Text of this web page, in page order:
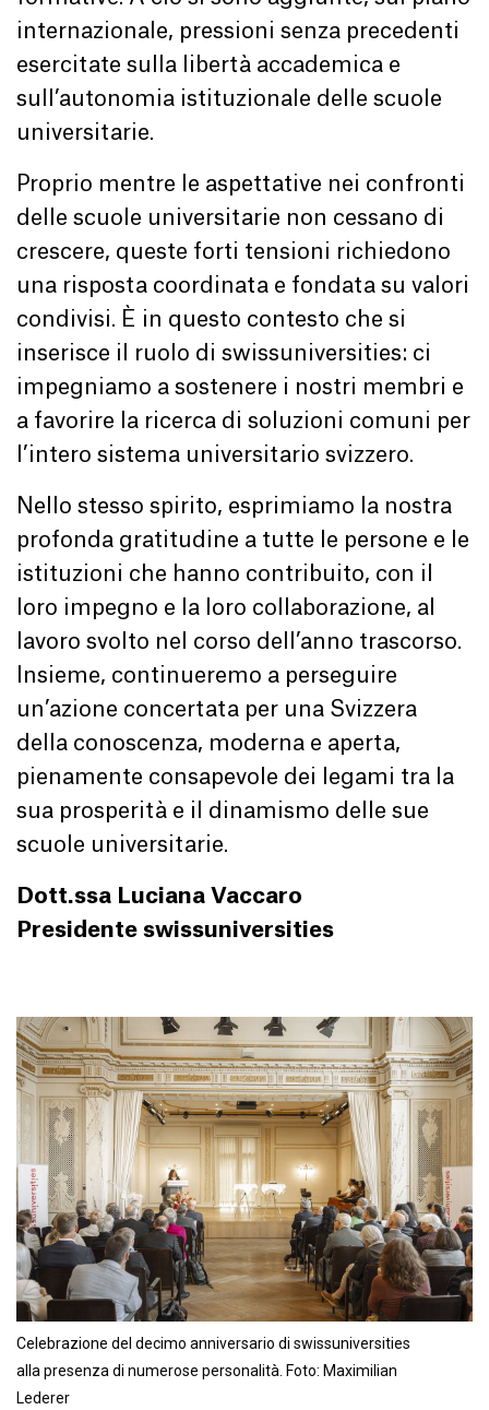
internazionale, pressioni senza precedenti
esercitate sulla libertà accademica e
sull’autonomia istituzionale delle scuole
universitarie.
Proprio mentre le aspettative nei confronti
delle scuole universitarie non cessano di
crescere, queste forti tensioni richiedono
una risposta coordinata e fondata su valori
condivisi. È in questo contesto che si
inserisce il ruolo di swissuniversities: ci
impegniamo a sostenere i nostri membri e
a favorire la ricerca di soluzioni comuni per
l’intero sistema universitario svizzero.
Nello stesso spirito, esprimiamo la nostra
profonda gratitudine a tutte le persone e le
istituzioni che hanno contribuito, con il
loro impegno e la loro collaborazione, al
lavoro svolto nel corso dell’anno trascorso.
Insieme, continueremo a perseguire
un’azione concertata per una Svizzera
della conoscenza, moderna e aperta,
pienamente consapevole dei legami tra la
sua prosperità e il dinamismo delle sue
scuole universitarie.
Dott.ssa Luciana Vaccaro
Presidente swissuniversities
Celebrazione del decimo anniversario di swissuniversities
alla presenza di numerose personalità. Foto: Maximilian
Lederer